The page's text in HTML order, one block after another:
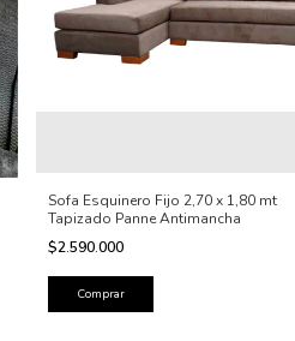
Sofa Esquinero Fijo 2,70 x 1,80 mt
Tapizado Panne Antimancha
$2.590.000
Comprar